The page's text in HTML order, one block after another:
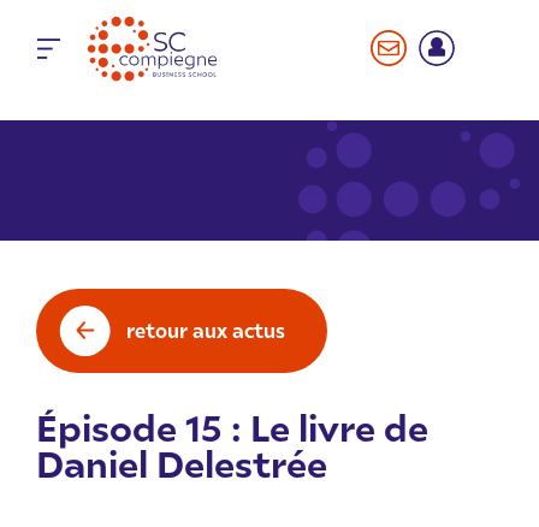
retour aux actus
Épisode 15 : Le livre de
Daniel Delestrée